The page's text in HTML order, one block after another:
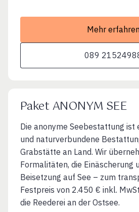
Mehr
089
Paket ANONYM SEE
Die anonyme Seebestattung ist
und naturverbundene
Grabstätte an Land. Wir
Formalitäten, die Einäscherung
Beisetzung auf See – zum
Festpreis von 2.450 € inkl.
die Reederei an der Ostsee.